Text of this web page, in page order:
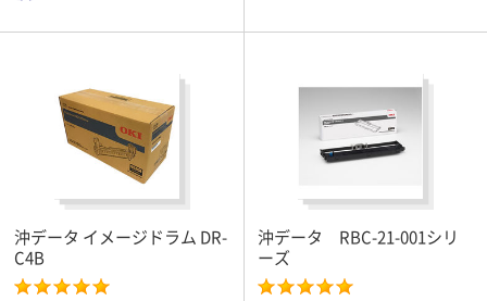
沖データ イメージドラム DR-
C4B
沖データ RBC-21-001シリ
ーズ